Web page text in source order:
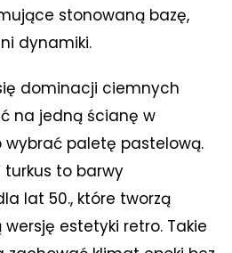
stonowaną bazę,
dynamiki.
dominacji ciemnych
na jedną ścianę w
wybrać paletę pastelową.
turkus to barwy
lat 50., które tworzą
wersję estetyki retro. Takie